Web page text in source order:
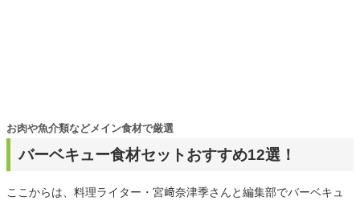
バーベキュー食材セットおすすめ12選！
お肉や魚介類などメイン食材で厳選
ここからは、料理ライター・宮﨑奈津季さんと編集部でバーベキュ